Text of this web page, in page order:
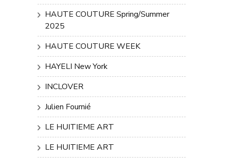
HAUTE COUTURE Spring/Summer
2025
HAUTE COUTURE WEEK
HAYELI New York
INCLOVER
Julien Fournié
LE HUITIEME ART
LE HUITIEME ART